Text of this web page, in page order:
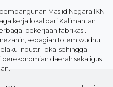
Masjid Negara IKN
kerja lokal dari Kalimantan
pekerjaan fabrikasi.
sebagian totem wudhu,
industri lokal sehingga
daerah sekaligus